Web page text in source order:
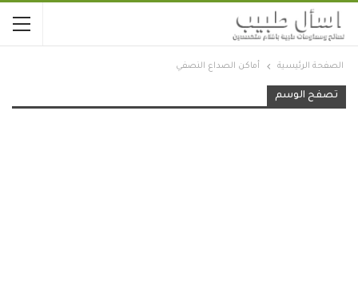
الصفحة الرئيسية أماكن الصداع النصفي
تصفح الوسم